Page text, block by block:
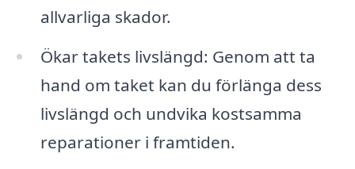
allvarliga skador.
Ökar takets livslängd: Genom att ta
hand om taket kan du förlänga dess
livslängd och undvika kostsamma
reparationer i framtiden.